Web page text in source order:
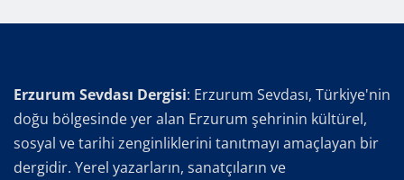
Erzurum Sevdası Dergisi: Erzurum Sevdası, Türkiye'nin
doğu bölgesinde yer alan Erzurum şehrinin kültürel,
sosyal ve tarihi zenginliklerini tanıtmayı amaçlayan bir
dergidir. Yerel yazarların, sanatçıların ve